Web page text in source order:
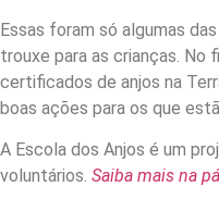
Essas foram só algumas
trouxe para as crianças. No
certificados de anjos na
boas ações para os que
A Escola dos Anjos é um
voluntários. Saiba mais na